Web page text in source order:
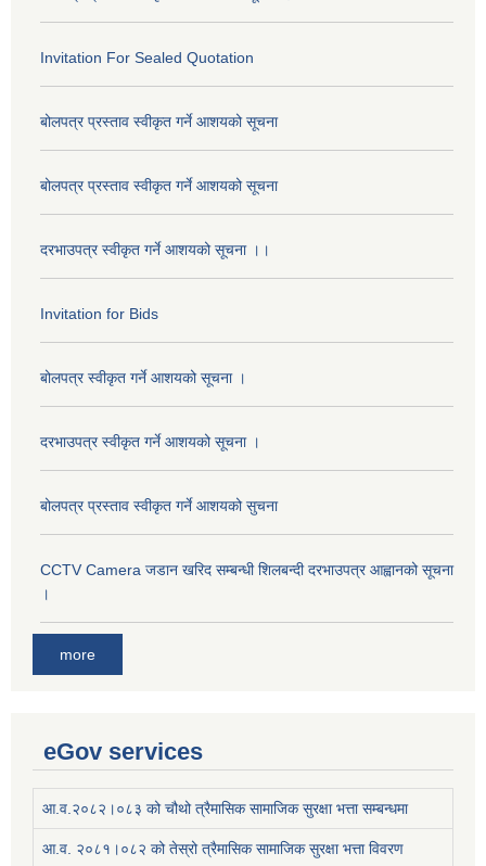
Invitation For Sealed Quotation
बोलपत्र प्रस्ताव स्वीकृत गर्ने आशयको सूचना
बोलपत्र प्रस्ताव स्वीकृत गर्ने आशयको सूचना
दरभाउपत्र स्वीकृत गर्ने आशयको सूचना ।।
Invitation for Bids
बोलपत्र स्वीकृत गर्ने आशयको सूचना ।
दरभाउपत्र स्वीकृत गर्ने आशयको सूचना ।
बोलपत्र प्रस्ताव स्वीकृत गर्ने आशयको सुचना
CCTV Camera जडान खरिद सम्बन्धी शिलबन्दी दरभाउपत्र आह्वानको सूचना
।
more
eGov services
आ.व.२०८२।०८३ को चौथो त्रैमासिक सामाजिक सुरक्षा भत्ता सम्बन्धमा
आ.व. २०८१।०८२ को तेस्रो त्रैमासिक सामाजिक सुरक्षा भत्ता विवरण